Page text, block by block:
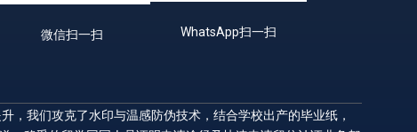
微信扫一扫 WhatsApp扫一扫
，我们攻克了水印与温感防伪技术，结合学校出产的毕业纸，